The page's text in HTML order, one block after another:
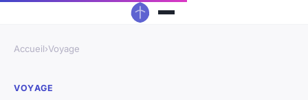
Accueil›Voyage
VOYAGE